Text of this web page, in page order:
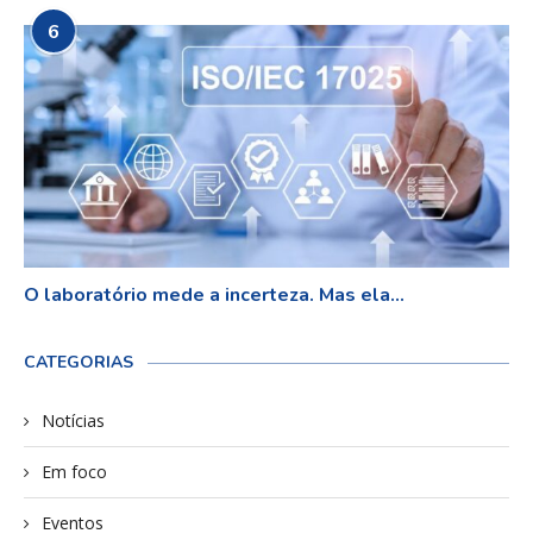
6
O laboratório mede a incerteza. Mas ela...
CATEGORIAS
Notícias
Em foco
Eventos